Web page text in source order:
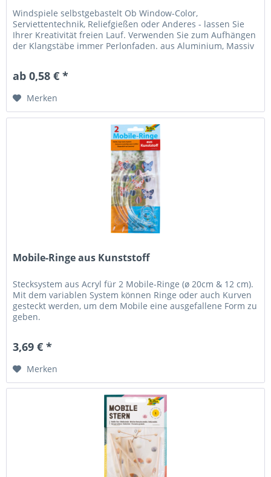
Windspiele selbstgebastelt Ob Window-Color,
Serviettentechnik, Reliefgießen oder Anderes - lassen Sie
Ihrer Kreativität freien Lauf. Verwenden Sie zum Aufhängen
der Klangstäbe immer Perlonfaden. aus Aluminium, Massiv
ab 0,58 € *
Merken
Mobile-Ringe aus Kunststoff
Stecksystem aus Acryl für 2 Mobile-Ringe (ø 20cm & 12 cm).
Mit dem variablen System können Ringe oder auch Kurven
gesteckt werden, um dem Mobile eine ausgefallene Form zu
geben.
3,69 € *
Merken